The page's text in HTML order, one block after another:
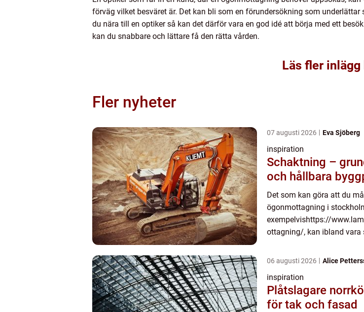
förväg vilket besväret är. Det kan bli som en förundersökning som
du nära till en optiker så kan det därför vara en god idé att börja med ett
kan du snabbare och lättare få den rätta vården.
Läs fler inlägg
Fler nyheter
07 augusti 2026 Eva Sjöberg
inspiration
Schaktning –
och hållbara
Det som kan göra att du
ögonmottagning i
exempelvishttps://
ottagning/, kan ibland vara
f&...
06 augusti 2026 Alice
inspiration
Plåtslagare norrköping
för tak och fasad